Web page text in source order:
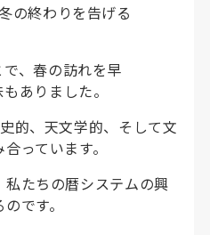
の終わりを告げる
、春の訪れを早
ありました。
的、天文学的、そして文
っています。
たちの暦システムの興
です。